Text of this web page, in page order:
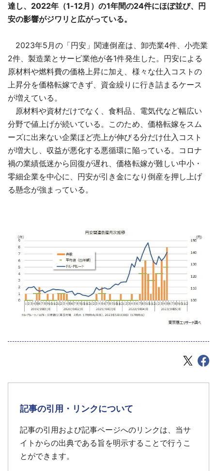
達し、2022年（1-12月）の1年間の24件にほぼ並び、円
安の影響がジワリと広がっている。
2023年5月の「円安」関連倒産は、卸売業4件、小売業
2件、製造業とサービ業他が各1件発生した。円安による
原材料や燃料費の価格上昇に加え、様々な仕入コストの
上昇分を価格転嫁できず、資金繰りに行き詰まるケース
が増えている。
原材料や資材だけでなく、食料品、電気代など幅広い
分野で値上げが続いている。このため、価格転嫁をスム
ーズに出来ない企業ほど売上が伸びる分だけ仕入コスト
が増大し、収益が悪化する悪循環に陥っている。コロナ
禍の業績低迷から回復が遅れ、価格転嫁が難しい中小・
零細企業を中心に、円安が引き金になり倒産を押し上げ
る懸念が強まっている。
記事の引用・リンクについて
記事の引用および記事ページへのリンクは、当サ
イトからの出典である旨を明示することで行うこ
とができます。